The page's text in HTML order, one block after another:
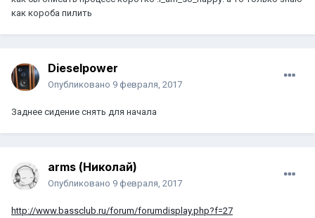
как короба пилить
Dieselpower
Опубликовано 9 февраля, 2017
Заднее сидение снять для начала
arms (Николай)
Опубликовано 9 февраля, 2017
http://www.bassclub.ru/forum/forumdisplay.php?f=27